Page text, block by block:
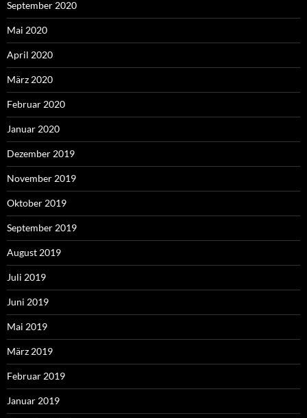
September 2020
Mai 2020
April 2020
März 2020
Februar 2020
Januar 2020
Dezember 2019
November 2019
Oktober 2019
September 2019
August 2019
Juli 2019
Juni 2019
Mai 2019
März 2019
Februar 2019
Januar 2019